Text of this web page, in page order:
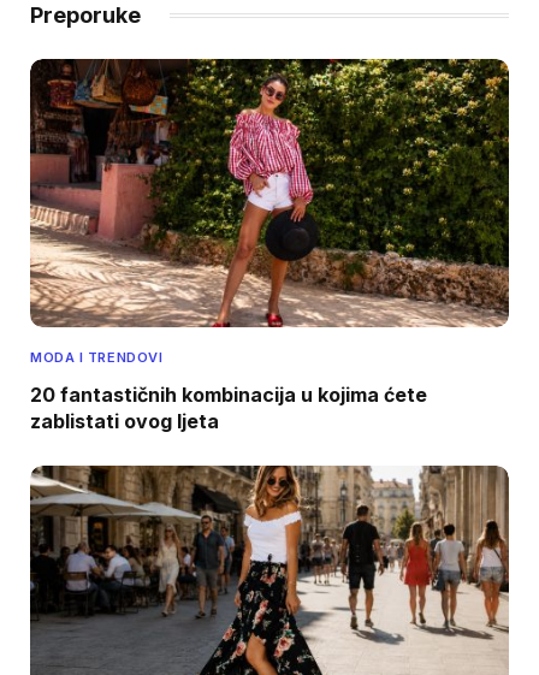
Preporuke
MODA I TRENDOVI
20 fantastičnih kombinacija u kojima ćete
zablistati ovog ljeta